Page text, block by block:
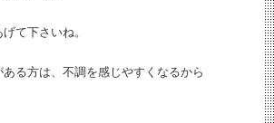
て下さいね。
る方は、不調を感じやすくなるから